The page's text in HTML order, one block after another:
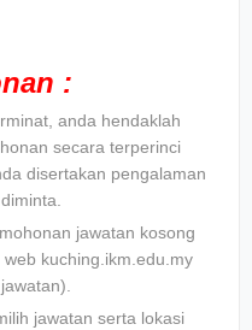
:
anda hendaklah
secara terperinci
disertakan pengalaman
jawatan kosong
kuching.ikm.edu.my
jawatan serta lokasi